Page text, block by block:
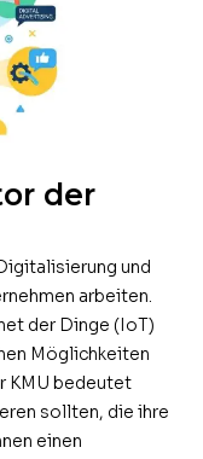
der
und
arbeiten.
der Dinge (IoT)
Möglichkeiten
KMU bedeutet
sollten, die ihre
einen